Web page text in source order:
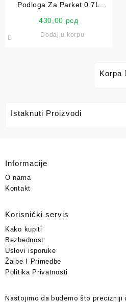
Korpa
Podloga Za Parket 0.7L
430,00 рсд
Dodaj u korpu
Istaknuti Proizvodi
Informacije
O nama
Kontakt
Korisnički servis
Kako kupiti
Bezbednost
Uslovi isporuke
Žalbe I Primedbe
Politika Privatnosti
Nastojimo da budemo što precizniji